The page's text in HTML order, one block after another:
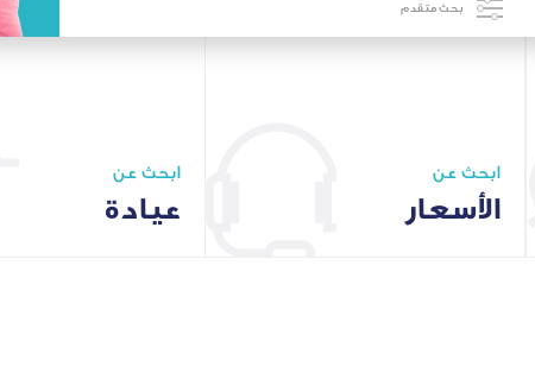
بحث متقدم
ابحث عن
الأسعار
ابحث عن
عيادة